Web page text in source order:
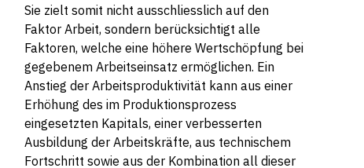
Sie zielt somit nicht ausschliesslich auf den
Faktor Arbeit, sondern berücksichtigt alle
Faktoren, welche eine höhere Wertschöpfung bei
gegebenem Arbeitseinsatz ermöglichen. Ein
Anstieg der Arbeitsproduktivität kann aus einer
Erhöhung des im Produktionsprozess
eingesetzten Kapitals, einer verbesserten
Ausbildung der Arbeitskräfte, aus technischem
Fortschritt sowie aus der Kombination all dieser